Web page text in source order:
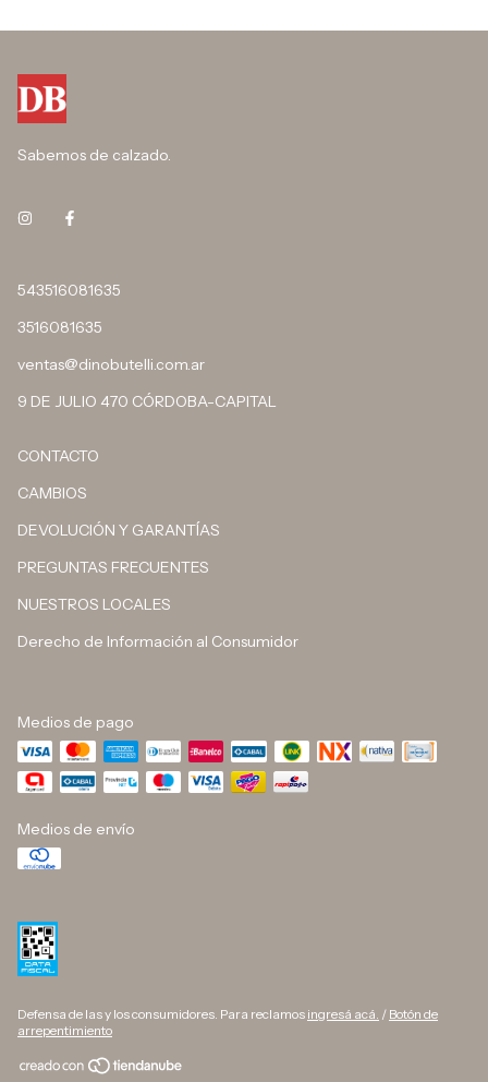
Sabemos de calzado.
543516081635
3516081635
ventas@dinobutelli.com.ar
9 DE JULIO 470 CÓRDOBA-CAPITAL
CONTACTO
CAMBIOS
DEVOLUCIÓN Y GARANTÍAS
PREGUNTAS FRECUENTES
NUESTROS LOCALES
Derecho de Información al Consumidor
Medios de pago
Medios de envío
Defensa de las y los consumidores. Para reclamos ingresá acá. / Botón de
arrepentimiento